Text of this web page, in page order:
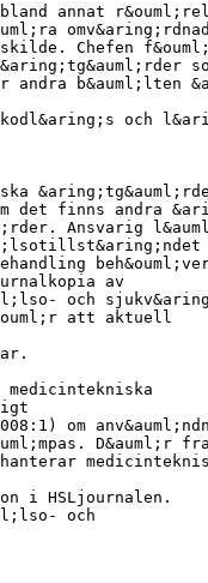
annat
Chefen
andra b&auml;lten
och
finns andra
Ansvarig
beh&ouml;ver
av
och
att aktuell
om
D&auml;r
i HSLjournalen.
och